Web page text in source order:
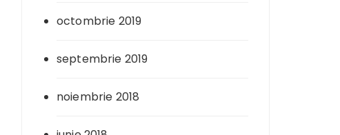
octombrie 2019
septembrie 2019
noiembrie 2018